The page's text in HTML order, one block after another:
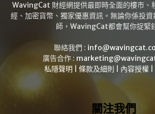
WavingCat 財經網提供最即時全面的樓市、
經、加密貨幣、獨家優惠資訊。無論你係投
師，WavingCat都會幫你捉緊
聯絡我們 :
廣告合作 :
私隱聲明
條款及細則 內容授權
關注我們